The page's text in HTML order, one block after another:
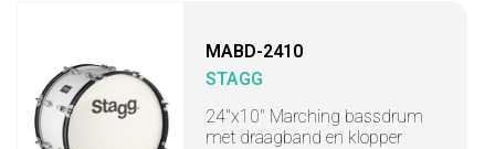
MABD-2410
STAGG
24"x10" Marching bassdrum
met draagband en klopper